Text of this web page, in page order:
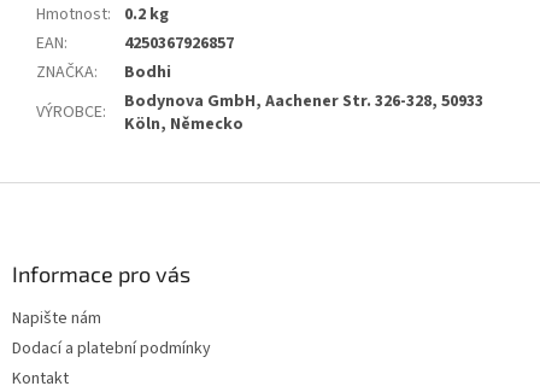
Hmotnost:
0.2 kg
EAN:
4250367926857
ZNAČKA:
Bodhi
VÝROBCE:
Bodynova GmbH, Aachener Str. 326-328, 50933
Köln, Německo
Informace pro vás
Napište nám
Dodací a platební podmínky
Kontakt